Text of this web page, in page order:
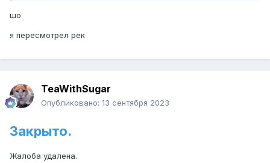
шо
я пересмотрел рек
TeaWithSugar
Опубликовано: 13 сентября 2023
Закрыто.
Жалоба удалена.